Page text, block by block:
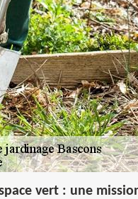
vert : une